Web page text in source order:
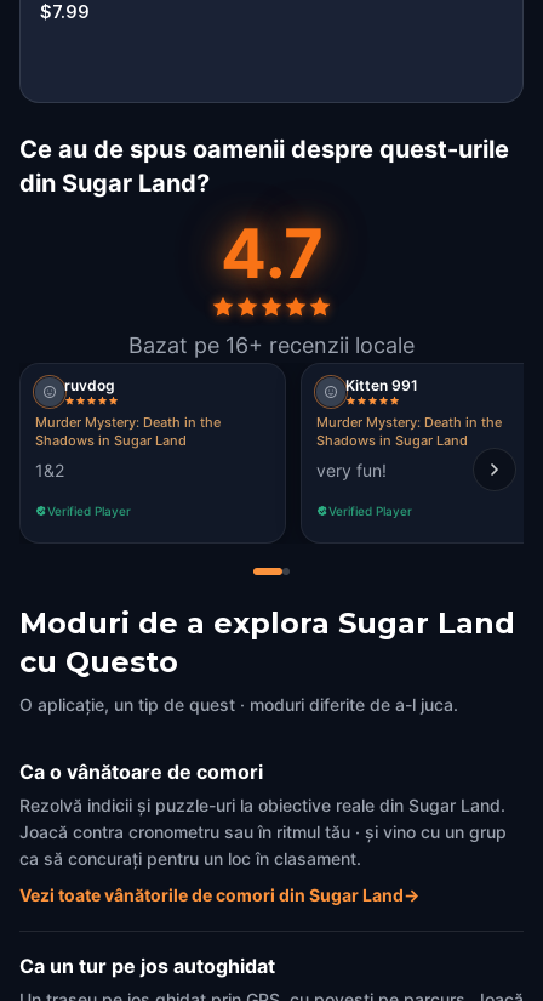
$7.99
Ce au de spus oamenii despre quest-urile
din Sugar Land?
4.7
Bazat pe 16+ recenzii locale
ruvdog
Murder Mystery: Death in the
Shadows in Sugar Land
1&2
Verified Player
Kitten 991
Murder Mystery: Death in the
Shadows in Sugar Land
very fun!
Verified Player
Moduri de a explora Sugar Land
cu Questo
O aplicație, un tip de quest · moduri diferite de a-l juca.
Ca o vânătoare de comori
Rezolvă indicii și puzzle-uri la obiective reale din Sugar Land.
Joacă contra cronometru sau în ritmul tău · și vino cu un grup
ca să concurați pentru un loc în clasament.
Vezi toate vânătorile de comori din Sugar Land→
Ca un tur pe jos autoghidat